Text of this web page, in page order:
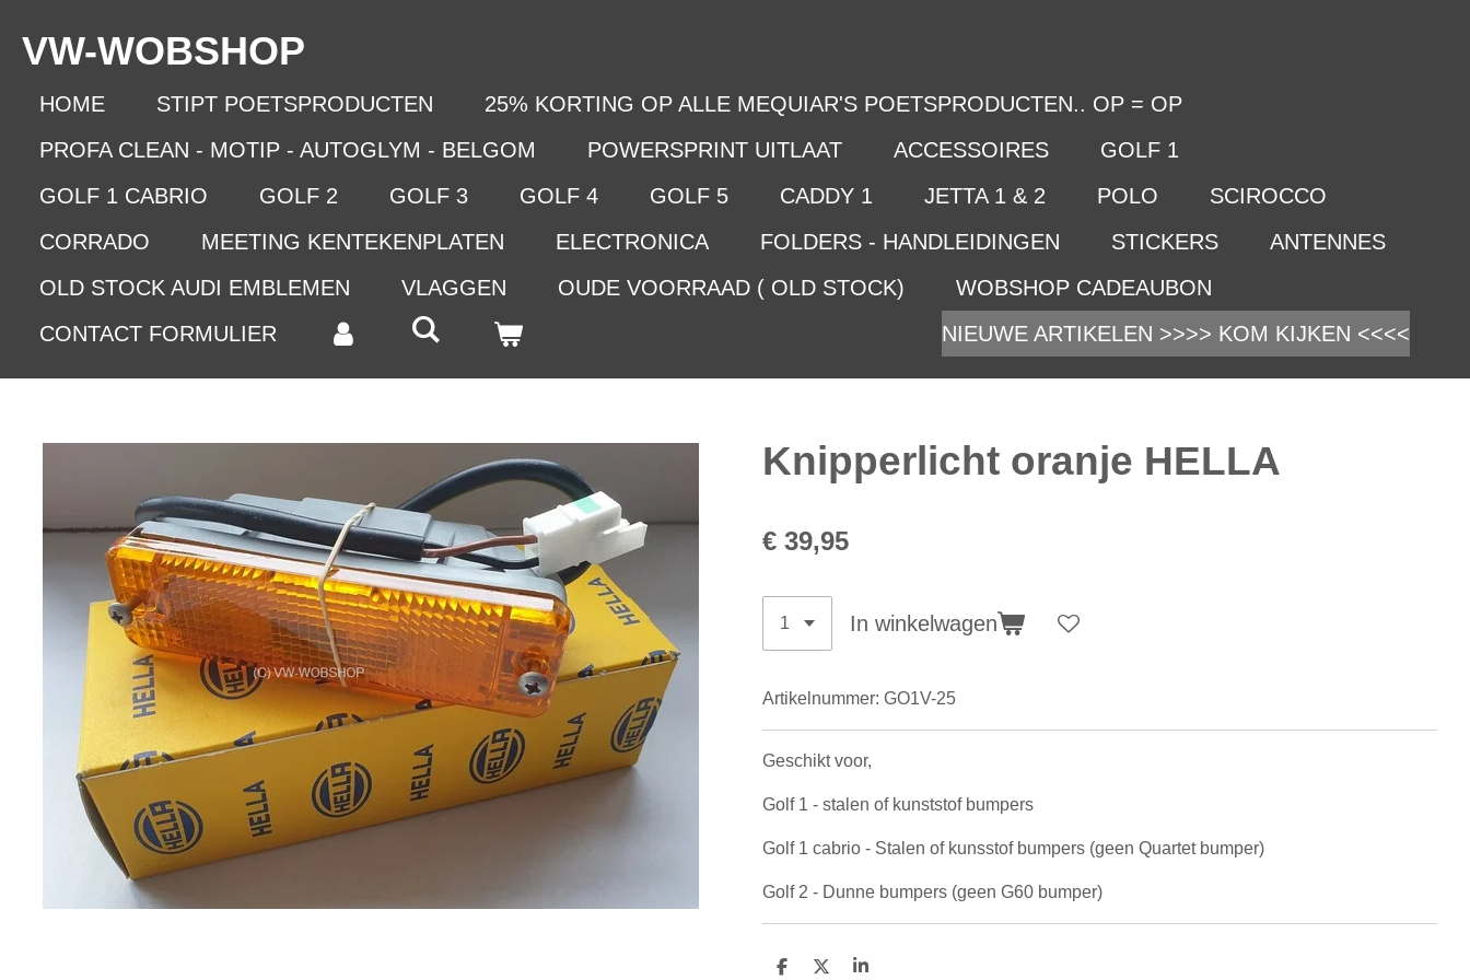
direct
VW-WOBSHOP
HOME STIPT POETSPRODUCTEN
25% KORTING OP ALLE MEQUIAR'S POETSPRODUCTEN.. OP = OP
PROFA CLEAN - MOTIP - AUTOGLYM - BELGOM
POWERSPRINT UITLAAT ACCESSOIRES
GOLF 1
GOLF 1 CABRIO
GOLF 2 GOLF 3 GOLF 4 GOLF 5 CADDY 1 JETTA 1 & 2 POLO
SCIROCCO
CORRADO
MEETING KENTEKENPLATEN ELECTRONICA FOLDERS - HANDLEIDINGEN STICKERS
ANTENNES
OLD STOCK AUDI EMBLEMEN
VLAGGEN OUDE VOORRAAD ( OLD STOCK)
WOBSHOP CADEAUBON
CONTACT FORMULIER
NIEUWE ARTIKELEN >>>> KOM KIJKEN <<<<
Knipperlicht oranje HELLA
€ 39,95
In winkelwagen
Artikelnummer: GO1V-25
Geschikt voor,
Golf 1 - stalen of kunststof bumpers
Golf 1 cabrio - Stalen of kunsstof bumpers (geen Quartet bumper)
Golf 2 - Dunne bumpers (geen G60 bumper)
D
D
S